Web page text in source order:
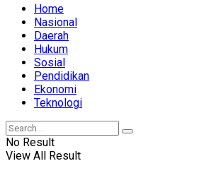
Home
Nasional
Daerah
Hukum
Sosial
Pendidikan
Ekonomi
Teknologi
No Result
View All Result